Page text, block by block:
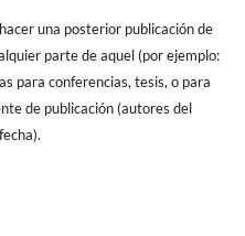
una posterior publicación de
parte de aquel (por ejemplo:
para conferencias, tesis, o para
de publicación (autores del